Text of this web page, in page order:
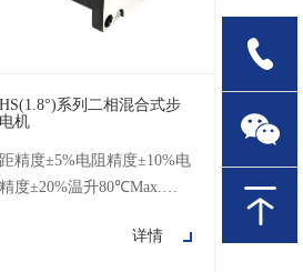
系列二相混合式步
机
精度±5%电阻精度±10%电
度±20%温升80℃Max.环
DC耐压500
详情